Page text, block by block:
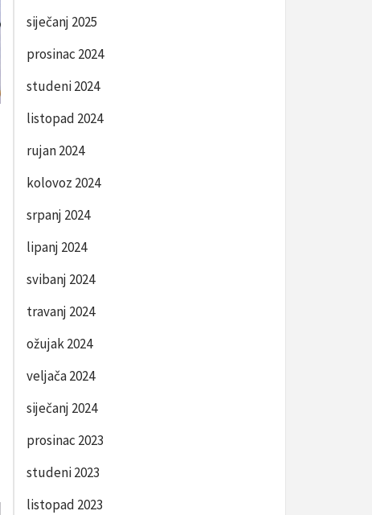
siječanj 2025
prosinac 2024
studeni 2024
listopad 2024
rujan 2024
kolovoz 2024
srpanj 2024
lipanj 2024
svibanj 2024
travanj 2024
ožujak 2024
veljača 2024
siječanj 2024
prosinac 2023
studeni 2023
listopad 2023